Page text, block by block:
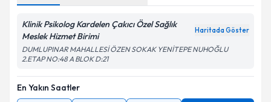
Klinik Psikolog Kardelen Çakıcı Özel Sağlık
Meslek Hizmet Birimi
Haritada Göster
DUMLUPINAR MAHALLESİ ÖZEN SOKAK YENİTEPE NUHOĞLU
2.ETAP NO:48 A BLOK D:21
En Yakın Saatler